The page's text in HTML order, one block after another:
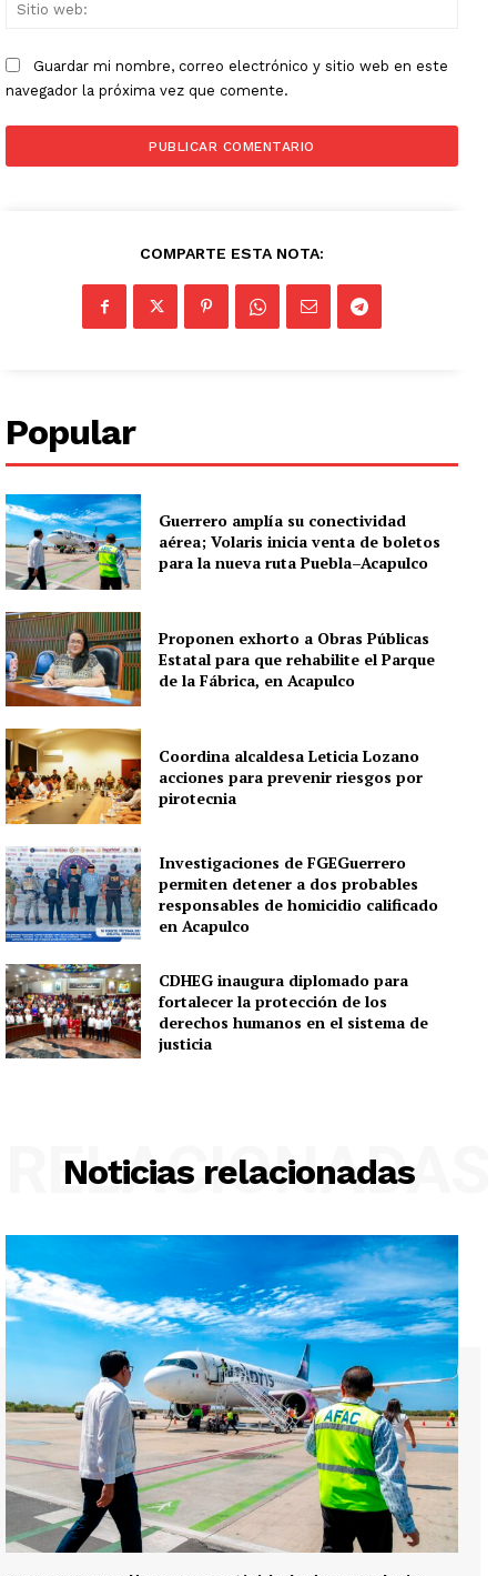
Guardar mi nombre, correo electrónico y sitio web en este
navegador la próxima vez que comente.
COMPARTE ESTA NOTA:
Popular
Guerrero amplía su conectividad
aérea; Volaris inicia venta de boletos
para la nueva ruta Puebla–Acapulco
Proponen exhorto a Obras Públicas
Estatal para que rehabilite el Parque
de la Fábrica, en Acapulco
Coordina alcaldesa Leticia Lozano
acciones para prevenir riesgos por
pirotecnia
Investigaciones de FGEGuerrero
permiten detener a dos probables
responsables de homicidio calificado
en Acapulco
CDHEG inaugura diplomado para
fortalecer la protección de los
derechos humanos en el sistema de
justicia
Noticias relacionadas
RELACIONADAS